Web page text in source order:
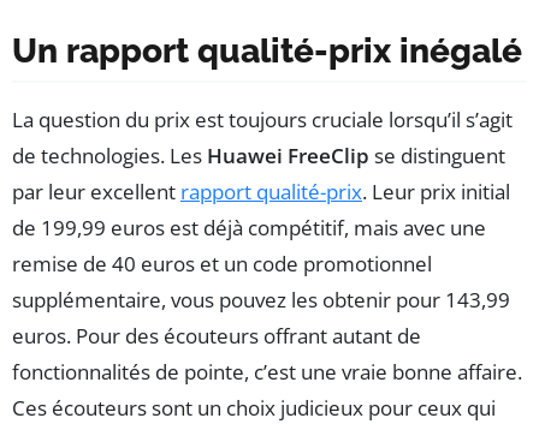
Un rapport qualité-prix inégalé
La question du prix est toujours cruciale lorsqu’il s’agit
de technologies. Les Huawei FreeClip se distinguent
par leur excellent rapport qualité-prix. Leur prix initial
de 199,99 euros est déjà compétitif, mais avec une
remise de 40 euros et un code promotionnel
supplémentaire, vous pouvez les obtenir pour 143,99
euros. Pour des écouteurs offrant autant de
fonctionnalités de pointe, c’est une vraie bonne affaire.
Ces écouteurs sont un choix judicieux pour ceux qui